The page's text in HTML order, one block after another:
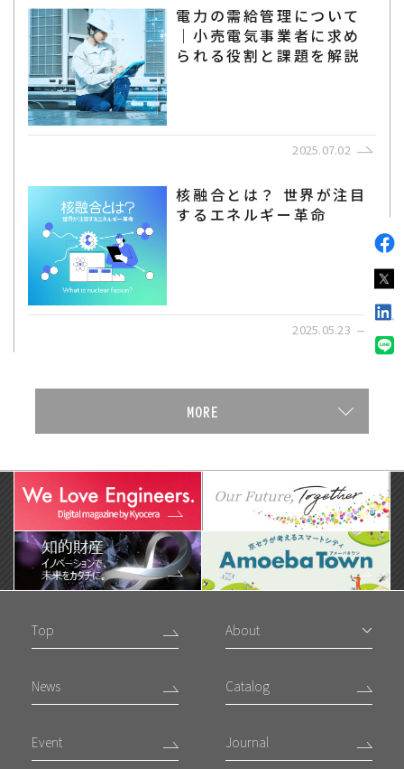
電力の需給管理について
｜小売電気事業者に求め
られる役割と課題を解説
2025.07.02
核融合とは？ 世界が注目
するエネルギー革命
2025.05.23
Top About
News Catalog
Event Journal